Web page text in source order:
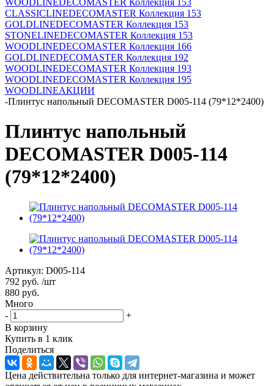
WOODLINEDECOMASTER Коллекция 153
CLASSICLINEDECOMASTER Коллекция 153
GOLDLINEDECOMASTER Коллекция 153
STONELINEDECOMASTER Коллекция 153
WOODLINEDECOMASTER Коллекция 166
GOLDLINEDECOMASTER Коллекция 192
WOODLINEDECOMASTER Коллекция 193
WOODLINEDECOMASTER Коллекция 195
WOODLINEАКЦИИ
-Плинтус напольный DECOMASTER D005-114 (79*12*2400)
Плинтус напольный
DECOMASTER D005-114
(79*12*2400)
Артикул: D005-114
792 руб. /шт
880 руб.
Много
-
+
В корзину
Купить в 1 клик
Поделиться
Цена действительна только для интернет-магазина и может